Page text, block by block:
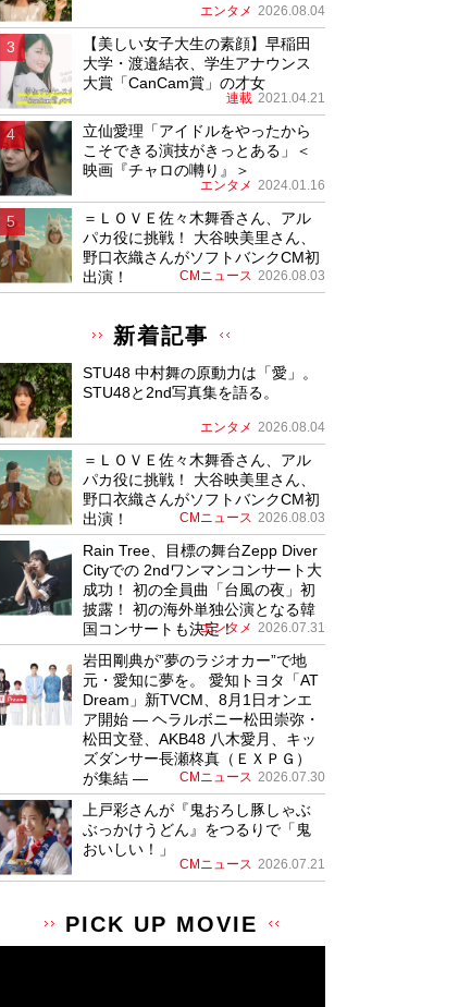
エンタメ 2026.08.04
【美しい女子大生の素顔】早稲田
大学・渡邉結衣、学生アナウンス
大賞「CanCam賞」の才女
連載 2021.04.21
立仙愛理「アイドルをやったから
こそできる演技がきっとある」＜
映画『チャロの囀り』＞
エンタメ 2024.01.16
＝ＬＯＶＥ佐々木舞香さん、アル
パカ役に挑戦！ 大谷映美里さん、
野口衣織さんがソフトバンクCM初
出演！
CMニュース 2026.08.03
新着記事
STU48 中村舞の原動力は「愛」。
STU48と2nd写真集を語る。
エンタメ 2026.08.04
＝ＬＯＶＥ佐々木舞香さん、アル
パカ役に挑戦！ 大谷映美里さん、
野口衣織さんがソフトバンクCM初
出演！
CMニュース 2026.08.03
Rain Tree、目標の舞台Zepp Diver
Cityでの 2ndワンマンコンサート大
成功！ 初の全員曲「台風の夜」初
披露！ 初の海外単独公演となる韓
国コンサートも決定！
エンタメ 2026.07.31
岩田剛典が”夢のラジオカー”で地
元・愛知に夢を。 愛知トヨタ「AT
Dream」新TVCM、8月1日オンエ
ア開始 ― ヘラルボニー松田崇弥・
松田文登、AKB48 八木愛月、キッ
ズダンサー長瀬柊真（ＥＸＰＧ）
が集結 ―
CMニュース 2026.07.30
上戸彩さんが『鬼おろし豚しゃぶ
ぶっかけうどん』をつるりで「鬼
おいしい！」
CMニュース 2026.07.21
PICK UP MOVIE